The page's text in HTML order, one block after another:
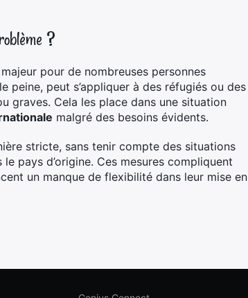
?
pour de nombreuses personnes
peine, peut s’appliquer à des réfugiés ou des
graves. Cela les place dans une situation
malgré des besoins évidents.
stricte, sans tenir compte des situations
pays d’origine. Ces mesures compliquent
un manque de flexibilité dans leur mise en